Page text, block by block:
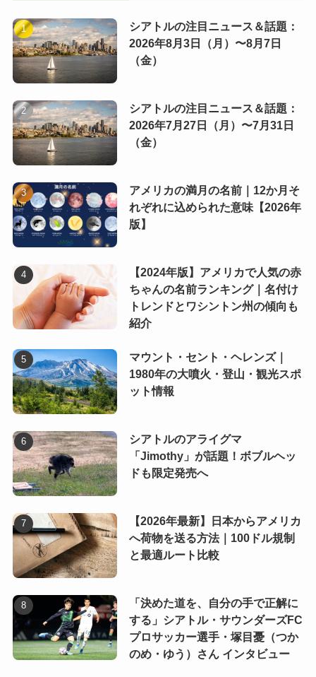
シアトルの注目ニュース＆話題：
2026年8月3日（月）〜8月7日
（金）
シアトルの注目ニュース＆話題：
2026年7月27日（月）〜7月31日
（金）
アメリカの満月の名前｜12か月そ
れぞれに込められた意味【2026年
版】
【2024年版】アメリカで人気の赤
ちゃんの名前ランキング｜名付け
トレンドとワシントン州の傾向も
紹介
マウント・セント・ヘレンズ｜
1980年の大噴火・登山・観光スポ
ット情報
シアトルのアライグマ
「Jimothy」が話題！ボブルヘッ
ドも限定発売へ
【2026年最新】日本からアメリカ
へ荷物を送る方法｜100ドル規制
と最適ルート比較
「決めた道を、自分の手で正解に
する」シアトル・サウンダーズFC
プロサッカー選手・塚目憂（つか
のめ・ゆう）さん インタビュー